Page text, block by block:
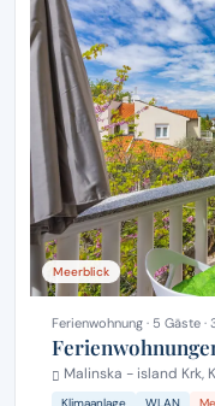
Meerblick
Ferienwohnung · 5 Gäste
Malinska - island Krk,